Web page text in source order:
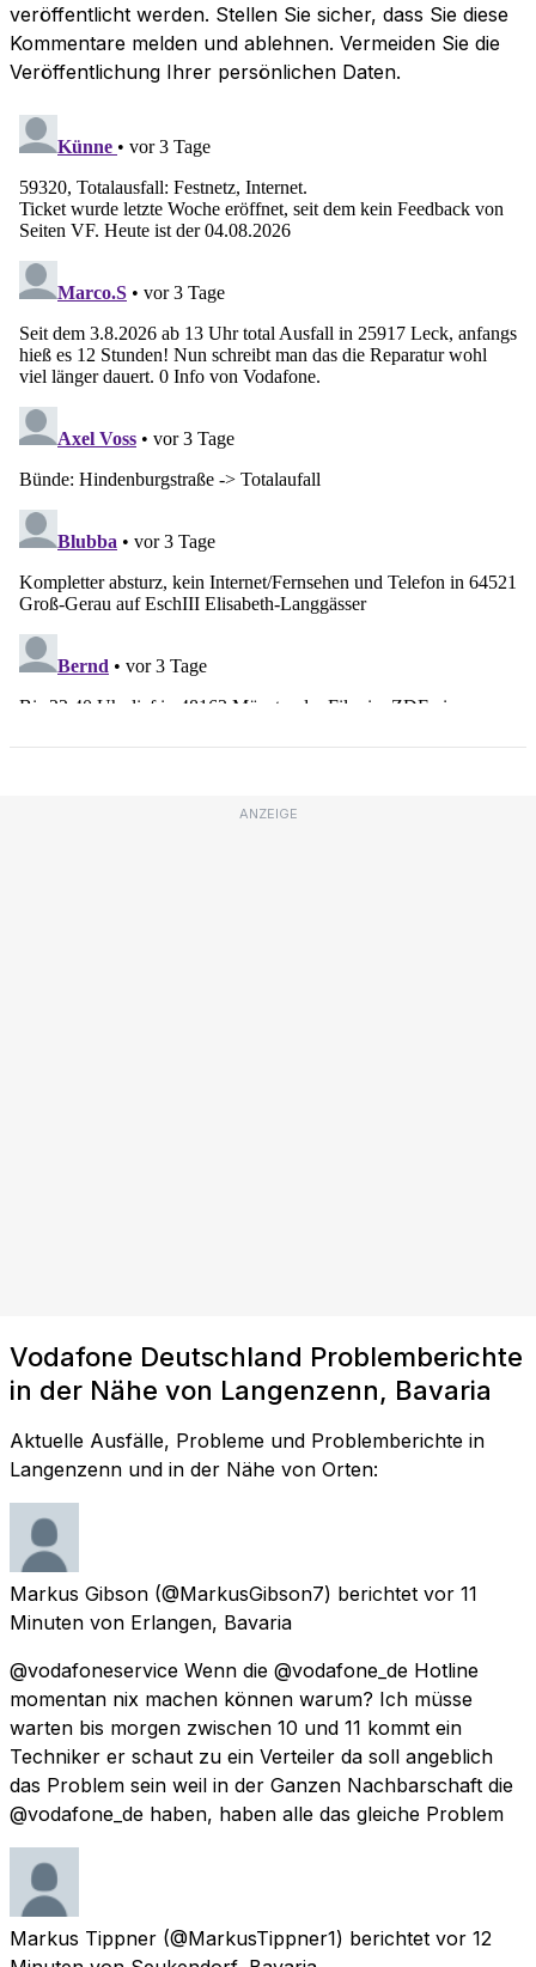
veröffentlicht werden. Stellen Sie sicher, dass Sie diese
Kommentare melden und ablehnen. Vermeiden Sie die
Veröffentlichung Ihrer persönlichen Daten.
ANZEIGE
Vodafone Deutschland Problemberichte
in der Nähe von Langenzenn, Bavaria
Aktuelle Ausfälle, Probleme und Problemberichte in
Langenzenn und in der Nähe von Orten:
Markus Gibson (@MarkusGibson7) berichtet vor 11
Minuten von Erlangen, Bavaria
@vodafoneservice Wenn die @vodafone_de Hotline
momentan nix machen können warum? Ich müsse
warten bis morgen zwischen 10 und 11 kommt ein
Techniker er schaut zu ein Verteiler da soll angeblich
das Problem sein weil in der Ganzen Nachbarschaft die
@vodafone_de haben, haben alle das gleiche Problem
Markus Tippner (@MarkusTippner1) berichtet vor 12